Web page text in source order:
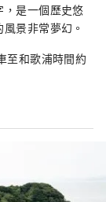
是一個歷史悠
景非常夢幻。
至和歌浦時間約